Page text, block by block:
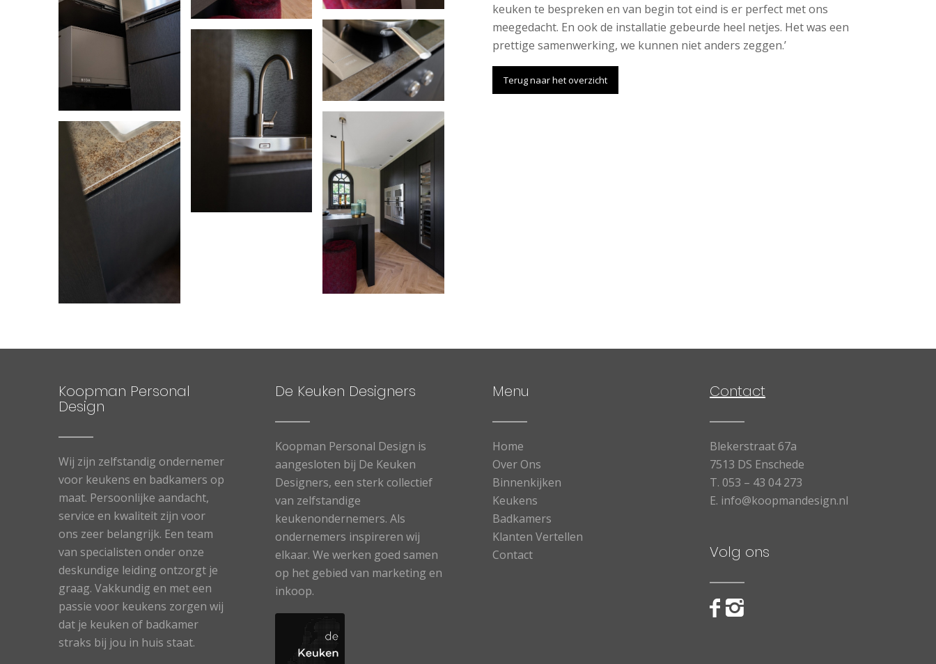
keuken te bespreken en van begin tot eind is er perfect met ons
meegedacht. En ook de installatie gebeurde heel netjes. Het was een
prettige samenwerking, we kunnen niet anders zeggen.’
Terug naar het overzicht
Koopman Personal
Design
Wij zijn zelfstandig ondernemer
voor keukens en badkamers op
maat. Persoonlijke aandacht,
service en kwaliteit zijn voor
ons zeer belangrijk. Een team
van specialisten onder onze
deskundige leiding ontzorgt je
graag. Vakkundig en met een
passie voor keukens zorgen wij
dat je keuken of badkamer
straks bij jou in huis staat.
De Keuken Designers
Koopman Personal Design is
aangesloten bij De Keuken
Designers, een sterk collectief
van zelfstandige
keukenondernemers. Als
ondernemers inspireren wij
elkaar. We werken goed samen
op het gebied van marketing en
inkoop.
Menu
Home
Over Ons
Binnenkijken
Keukens
Badkamers
Klanten Vertellen
Contact
Contact
Blekerstraat 67a
7513 DS Enschede
T. 053 – 43 04 273
E. info@koopmandesign.nl
Volg ons